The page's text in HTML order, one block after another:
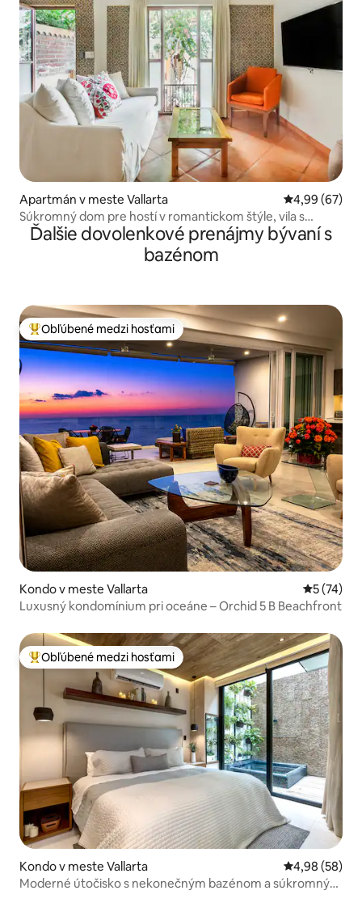
Apartmán v meste Vallarta Priemerné
4,99 (67)
Súkromný dom pre hostí v romantickom štýle, vila s
bazénom
Ďalšie dovolenkové prenájmy bývaní s
bazénom
Najobľúbenejšie medzi hosťami
Obľúbené medzi hosťami
Kondo v meste Vallarta
5 (74)
Luxusný kondomínium pri oceáne – Orchid 5 B Beachfront
Najobľúbenejšie medzi hosťami
Obľúbené medzi hosťami
Kondo v meste Vallarta Priemerné
4,98 (58)
Moderné útočisko s nekonečným bazénom a súkromným